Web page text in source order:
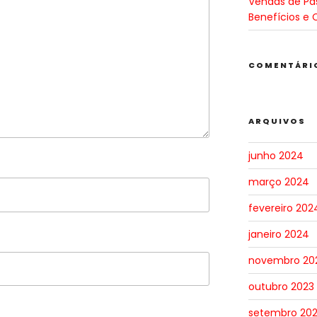
Benefícios e
ARQUIVOS
junho 2024
março 2024
fevereiro
janeiro 2024
novembro
outubro 2023
setembro